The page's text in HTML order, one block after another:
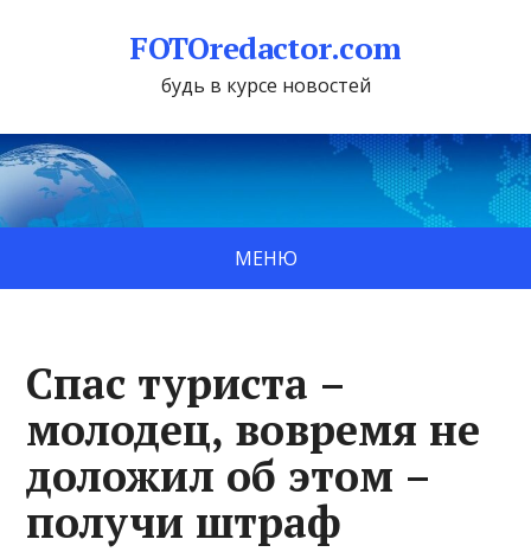
FOTOredactor.com
будь в курсе новостей
МЕНЮ
Спас туриста –
молодец, вовремя не
доложил об этом –
получи штраф